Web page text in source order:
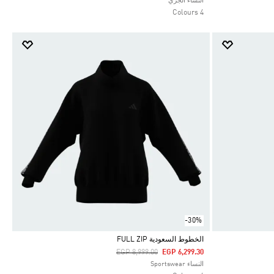
4 Colours
-30%
Selected
الخطوط السعودية FULL ZIP
Price Reduced From
EGP 8,999.00ToEGP 6,299.30
النساء Sportswear